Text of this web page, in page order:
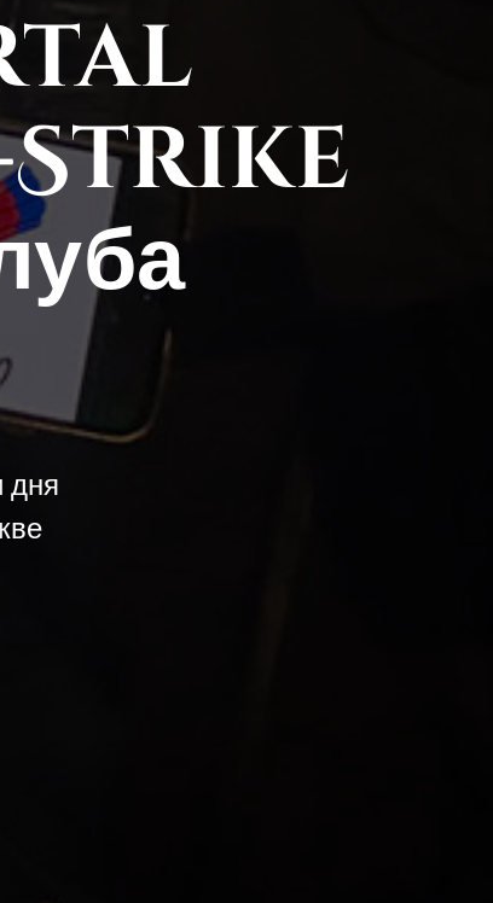
Strike
дня